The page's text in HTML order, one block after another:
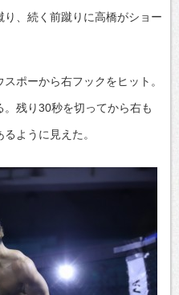
、続く前蹴りに高橋がショー
ポーから右フックをヒット。
残り30秒を切ってから右も
ように見えた。